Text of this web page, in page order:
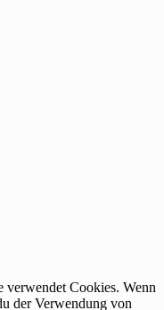
verwendet Cookies. Wenn
der Verwendung von